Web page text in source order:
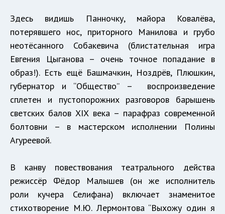
Здесь видишь Панночку, майора Ковалёва,
потерявшего нос, приторного Манилова и грубо
неотёсанного Собакевича (блистательная игра
Евгения Цыганова – очень точное попадание в
образ!). Есть ещё Башмачкин, Ноздрёв, Плюшкин,
губернатор и “Общество” – воспроизведение
сплетен и пустопорожних разговоров барышень
светских балов XIX века – парафраз современной
болтовни – в мастерском исполнении Полины
Агуреевой.
В канву повествования театрального действа
режиссёр Фёдор Малышев (он же исполнитель
роли кучера Селифана) включает знаменитое
стихотворение М.Ю. Лермонтова “Выхожу один я